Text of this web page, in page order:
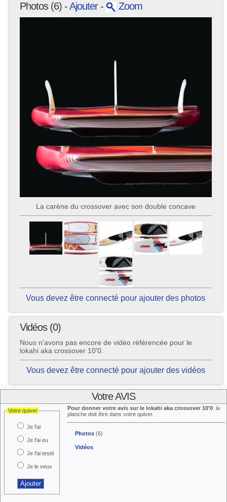
Photos (6) -Ajouter- Zoom
La carène du crossover avec son double concave
Vous devez être connecté pour ajouter des photos
Vidéos (0)
Nous n'avons pas encore de vidéo référencée pour le
lokahi aka crossover 10'0.
Vous devez être connecté pour ajouter des vidéos
Votre AVIS
Votre quiver
Je l'ai
Je l'ai eu
Je l'ai testé
Je le veux
Pour donner votre avis sur le lokahi aka crossover 10'0: la
planche doit être dans votre quiver.
Photos (6)
Vidéos